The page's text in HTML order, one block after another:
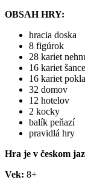
OBSAH HRY:
hracia doska
8 figúrok
28 kariet
16 kariet šance
16 kariet
32 domov
12 hotelov
2 kocky
balík peňazí
pravidlá hry
Hra je v českom
Vek: 8+